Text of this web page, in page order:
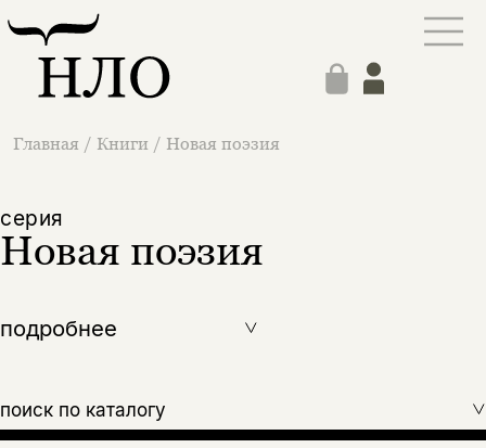
Главная / Книги / Новая поэзия
поиск по каталогу
cерия
Новая поэзия
подробнее